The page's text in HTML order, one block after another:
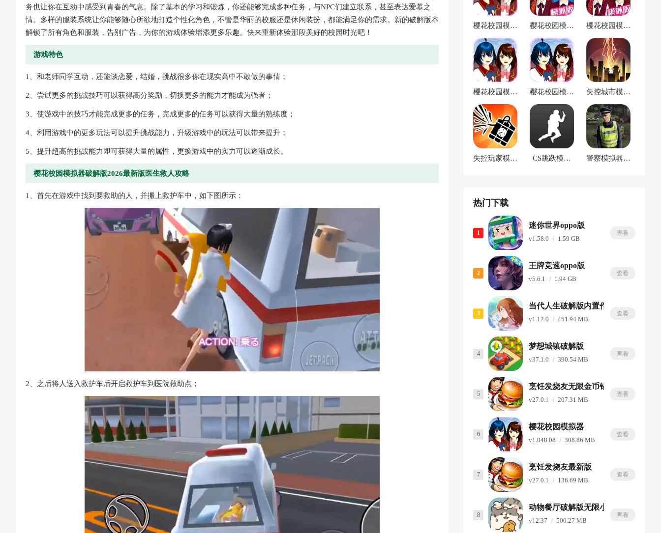
务也让你在互动中感受到青春的气息。除了基本的学习和锻炼，你还能够完成多种任务，与NPC们建立联系，甚至表达爱慕之
情。多样的服装系统让你能够随心所欲地打造个性化角色，不管是华丽的校服还是休闲装扮，都能满足你的需求。新的破解版本
解锁了所有角色和服装，告别广告，为你的游戏体验增添更多乐趣。快来重新体验那段美好的校园时光吧！
游戏特色
1、和老师同学互动，还能谈恋爱，结婚，挑战很多你在现实高中不敢做的事情；
2、尝试更多的挑战技巧可以获得高分奖励，切换更多的能力才能成为强者；
3、使游戏中的技巧才能完成更多的任务，完成更多的任务可以获得大量的熟练度；
4、利用游戏中的更多玩法可以提升挑战能力，升级游戏中的玩法可以带来提升；
5、提升超高的挑战能力即可获得大量的属性，更换游戏中的实力可以逐渐成长。
樱花校园模拟器破解版2026最新版医生救人攻略
1、首先在游戏中找到要救助的人，并搬上救护车中，如下图所示：
2、之后将人送入救护车后开启救护车到医院救助点；
樱花校园模拟
器
樱花校园模拟
器2官方版
樱花校园模拟
器3官方正版
樱花校园模拟
器无限金币全
部解锁版
樱花校园模拟
器联机版最新
版
失控城市模拟
器
失控玩家模拟
CS跳跃模拟
警察模拟器手
热门下载
1 查看
迷你世界oppo版
v1.58.0 1.59 GB
2 查看
王牌竞速oppo版
v5.6.1 1.94 GB
3 查看
当代人生破解版内置作弊菜单版
v1.12.0 451.94 MB
4 查看
梦想城镇破解版
v37.1.0 390.54 MB
5 查看
烹饪发烧友无限金币钻石版
v27.0.1 207.31 MB
6 查看
樱花校园模拟器
v1.048.08 308.86 MB
7 查看
烹饪发烧友最新版
v27.0.1 136.69 MB
8 查看
动物餐厅破解版无限小鱼干无限星星
v12.37 500.27 MB